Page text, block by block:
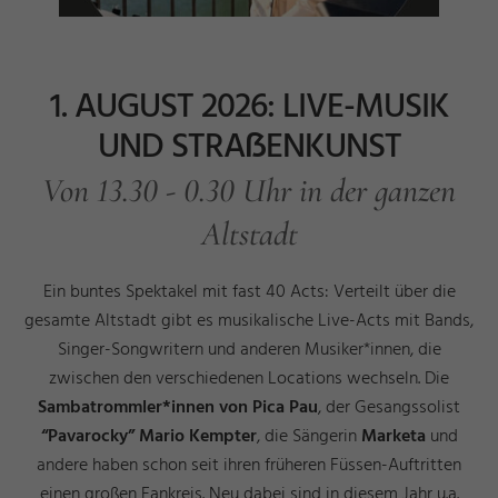
1. AUGUST 2026: LIVE-MUSIK
UND STRAẞENKUNST
Von 13.30 - 0.30 Uhr in der ganzen
Altstadt
Ein buntes Spektakel mit fast 40 Acts: Verteilt über die
gesamte Altstadt gibt es musikalische Live-Acts mit Bands,
Singer-Songwritern und anderen Musiker*innen, die
zwischen den verschiedenen Locations wechseln. Die
Sambatrommler*innen von Pica Pau, der Gesangssolist
“Pavarocky” Mario Kempter, die SängerinMarketa und
andere haben schon seit ihren früheren Füssen-Auftritten